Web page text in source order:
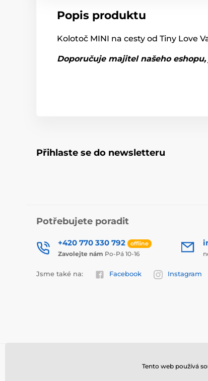
Popis produktu
Kolotoč MINI na cesty od Tiny Love
Doporučuje majitel našeho
Přihlaste se do newsletteru
Potřebujete poradit
+420 770 330 792 offline
Zavolejte nám Po-Pá 10-16
Jsme také na: Facebook Instagram
Tento web používá